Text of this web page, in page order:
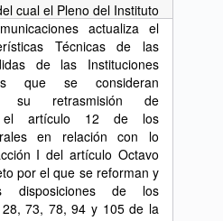
cual el Pleno del Instituto
actualiza el
Técnicas de las
de las Instituciones
que se consideran
su retrasmisión de
el artículo 12 de los
en relación con lo
I del artículo Octavo
por el que se reforman y
disposiciones de los
73, 78, 94 y 105 de la